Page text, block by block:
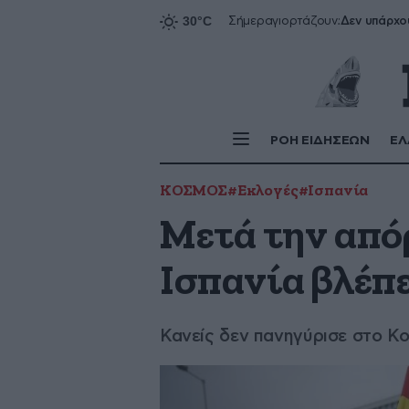
Σήμεραγιορτάζουν:Δεν
ΡΟΗ ΕΙΔΗΣΕΩΝ
ΚΟΣΜΟΣ#Εκλογές#Ισπανία
Μετά την
Ισπανία
Κανείς δεν πανηγύρισε στο